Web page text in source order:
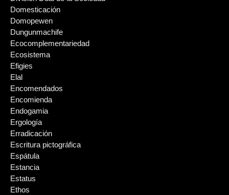
Domesticación
Domopewen
Dungunmachife
Ecocomplementariedad
Ecosistema
Efigies
Elal
Encomendados
Encomienda
Endogamia
Ergología
Erradicación
Escritura pictográfica
Espátula
Estancia
Estatus
Ethos